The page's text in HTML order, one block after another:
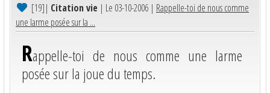
[19]| Citation vie | Le 03-10-2006 | Rappelle-toi de nous comme
une larme posée sur la ...
Rappelle-toi de nous comme une larme
posée sur la joue du temps.